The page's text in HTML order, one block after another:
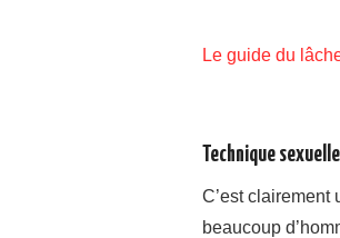
Le guide du
Technique
C’est clairement
beaucoup